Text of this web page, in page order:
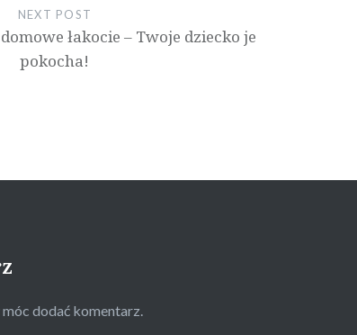
NEXT POST
łakocie – Twoje dziecko je
pokocha!
móc dodać komentarz.